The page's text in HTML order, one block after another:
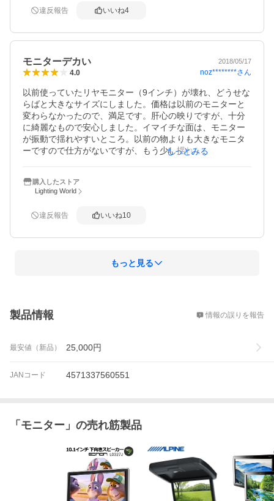
違反報告 いいね4
モニターデカい 2018/05/17
4.0 noz********さん
以前使っていたリヤモニター（9インチ）が壊れ、どうせな
らばと大きなサイズにしました。価格は以前のモニターと
変わらなかったので、満足です。肝心の映りですが、十分
に綺麗なもので安心しました。イマイチな面は、モニター
が振動で揺れやすいところ。以前の物よりも大きなモニタ
ーですので仕方がないですが、もう少し揺れなければ星５
もっとみる
購入したストア
Lighting World
違反報告 いいね10
もっと見る
製品情報 情報の誤りを報告
最安値（新品） 25,000円
JANコード 4571337560551
「 モニター 」の売れ筋製品